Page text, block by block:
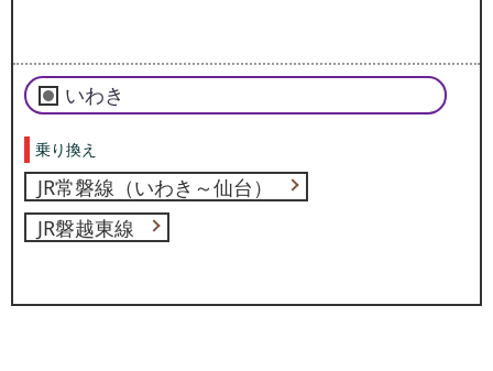
いわき
乗り換え
JR常磐線（いわき～仙台）
JR磐越東線